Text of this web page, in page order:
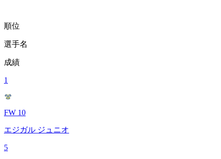
順位
選手名
成績
1
FW 10
エジガル ジュニオ
5